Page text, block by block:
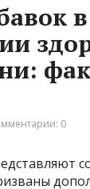
в
0